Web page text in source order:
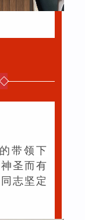
带领下
圣而有
志坚定